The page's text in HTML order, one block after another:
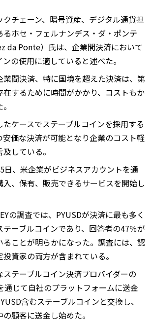
チェーン、暗号資産、デジタル通貨担
るホセ・フェルナンデス・ダ・ポンテ
da Ponte）氏は、企業間決済において
の使用に適していると述べた。
業間決済、特に国境を超えた決済は、第
在するために時間がかかり、コストもか
ケースでステーブルコインを採用する
安価な決済が可能となり企業のコスト軽
している。
日、米企業がビジネスアカウントを通
入、保有、販売できるサービスを開始し
の調査では、PYUSDが決済に最も多く
ーブルコインであり、回答者の47％が
ることが明らかになった。調査には、認
資家の両方が含まれている。
ステーブルコイン決済プロバイダーの
じて自社のプラットフォームに送金
含むステーブルコインと交換し、
顧客に送金し始めた。